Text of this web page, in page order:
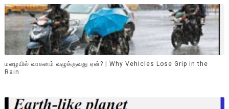
மழையில் வாகனம் வழுக்குவது ஏன்? | Why Vehicles Lose Grip in the
Rain